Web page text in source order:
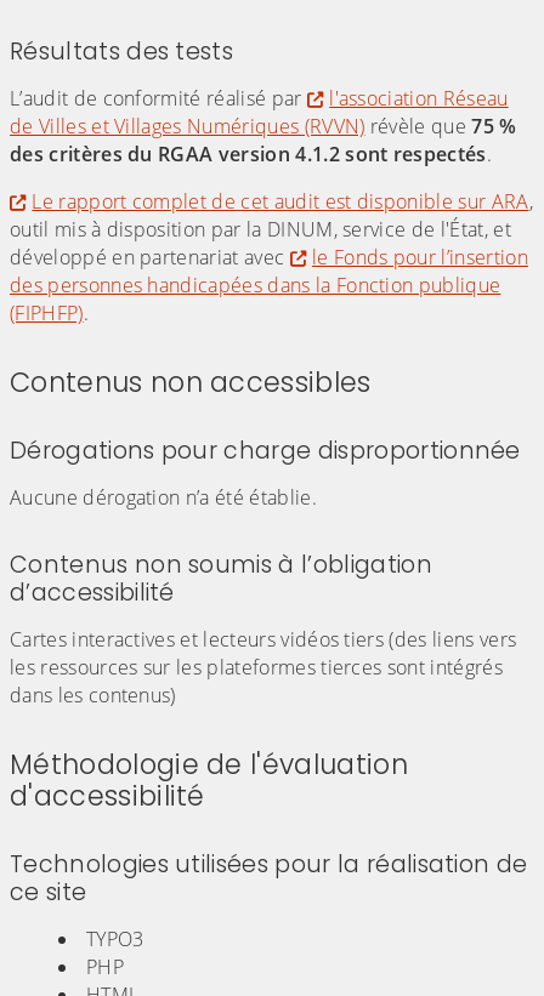
Résultats des tests
L’audit de conformité réalisé par
l'association Réseau
de Villes et Villages Numériques (RVVN) révèle que75 %
des critères du RGAA version 4.1.2 sont respectés.
Le rapport complet de cet audit est disponible sur ARA,
outil mis à disposition par la DINUM, service de l'État, et
développé en partenariat avec
le Fonds pour l’insertion
des personnes handicapées dans la Fonction publique
(FIPHFP).
Contenus non accessibles
Dérogations pour charge disproportionnée
Aucune dérogation n’a été établie.
Contenus non soumis à l’obligation
d’accessibilité
Cartes interactives et lecteurs vidéos tiers (des liens vers
les ressources sur les plateformes tierces sont intégrés
dans les contenus)
Méthodologie de l'évaluation
d'accessibilité
Technologies utilisées pour la réalisation de
ce site
TYPO3
PHP